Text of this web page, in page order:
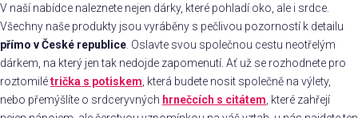
c
í
p
r
v
k
n
í
V naší nabídce naleznete nejen dárky, které pohladí oko, ale i srdce.
Všechny naše produkty jsou vyráběny s pečlivou pozorností k detailu
přímo v České republice . Oslavte svou společnou cestu neotřelým
dárkem, na který jen tak nedojde zapomenutí. Ať už se rozhodnete pro
roztomilétrička s potiskem , která budete nosit společně na výlety,
nebo přemýšlíte o srdceryvných hrnečcích s citátem , které zahřejí